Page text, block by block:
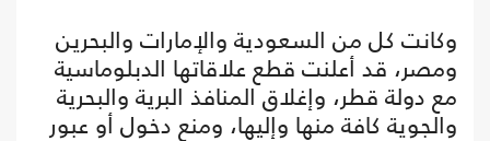
وكانت كل من السعودية والإمارات والبحرين
ومصر، قد أعلنت قطع علاقاتها الدبلوماسية
مع دولة قطر، وإغلاق المنافذ البرية والبحرية
والجوية كافة منها وإليها، ومنع دخول أو عبور